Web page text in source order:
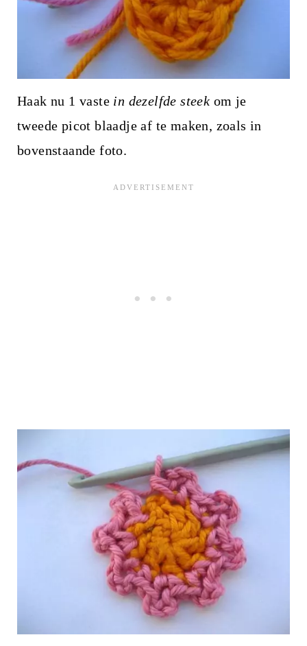
Haak nu 1 vaste in dezelfde steek om je
tweede picot blaadje af te maken, zoals in
bovenstaande foto.